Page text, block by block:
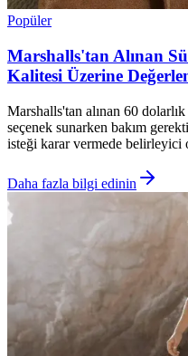
Popüler
Marshalls'tan Alınan
Kalitesi Üzerine
Marshalls'tan alınan 60
seçenek sunarken bakım
isteği karar vermede belirleyici
Daha fazla bilgi edinin